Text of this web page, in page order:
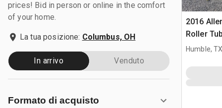
prices! Bid in person or online in the comfort
of your home.
La tua posizione: Columbus, OH
In arrivo Venduto
Formato di acquisto
2016
Roller
cemento
Humble,